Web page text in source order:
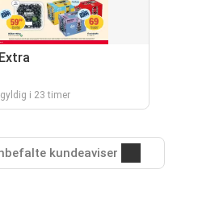
i 23 timer
kundeaviser